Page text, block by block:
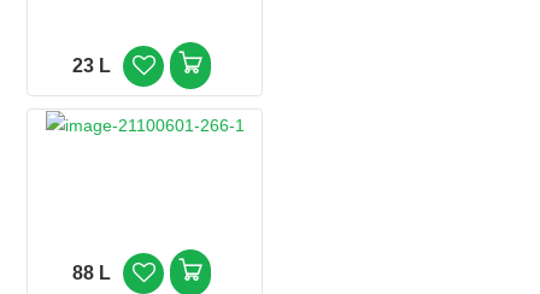
23 L
88 L